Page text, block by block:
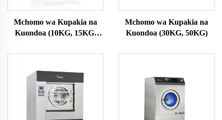
Mchomo wa Kupakia na
Kuondoa (10KG, 15KG,
Mchomo wa Kupakia na
Kuondoa (30KG, 50KG)